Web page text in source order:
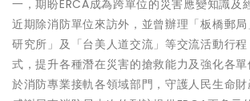
一，期盼ERCA成為跨單位的災害應變知識及
近期除消防單位來訪外，並曾辦理「板橋郵
研究所」及「台美人道交流」等交流活動行
式，提升各種潛在災害的搶救能力及強化各
於消防專業接軌各領域部門，守護人民生命